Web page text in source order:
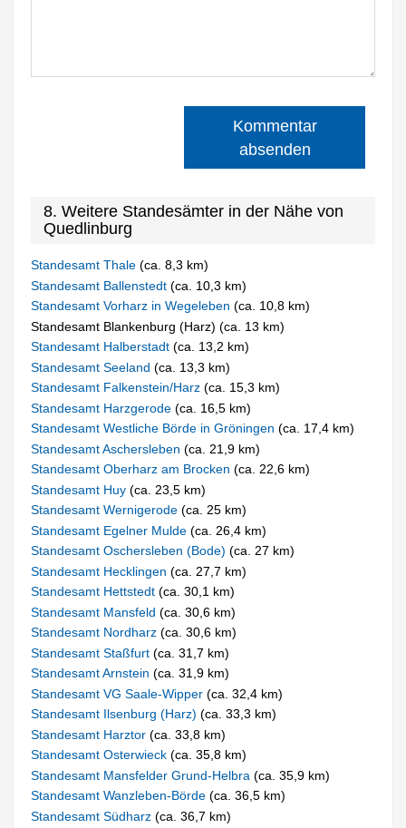
Kommentar
absenden
8. Weitere Standesämter in der Nähe von
Quedlinburg
Standesamt Thale(ca. 8,3 km)
Standesamt Ballenstedt(ca. 10,3 km)
Standesamt Vorharz in Wegeleben(ca. 10,8 km)
Standesamt Blankenburg (Harz) (ca. 13 km)
Standesamt Halberstadt(ca. 13,2 km)
Standesamt Seeland(ca. 13,3 km)
Standesamt Falkenstein/Harz(ca. 15,3 km)
Standesamt Harzgerode(ca. 16,5 km)
Standesamt Westliche Börde in Gröningen(ca. 17,4 km)
Standesamt Aschersleben(ca. 21,9 km)
Standesamt Oberharz am Brocken(ca. 22,6 km)
Standesamt Huy(ca. 23,5 km)
Standesamt Wernigerode(ca. 25 km)
Standesamt Egelner Mulde(ca. 26,4 km)
Standesamt Oschersleben (Bode)(ca. 27 km)
Standesamt Hecklingen(ca. 27,7 km)
Standesamt Hettstedt(ca. 30,1 km)
Standesamt Mansfeld(ca. 30,6 km)
Standesamt Nordharz(ca. 30,6 km)
Standesamt Staßfurt(ca. 31,7 km)
Standesamt Arnstein(ca. 31,9 km)
Standesamt VG Saale-Wipper(ca. 32,4 km)
Standesamt Ilsenburg (Harz)(ca. 33,3 km)
Standesamt Harztor(ca. 33,8 km)
Standesamt Osterwieck(ca. 35,8 km)
Standesamt Mansfelder Grund-Helbra(ca. 35,9 km)
Standesamt Wanzleben-Börde(ca. 36,5 km)
Standesamt Südharz(ca. 36,7 km)